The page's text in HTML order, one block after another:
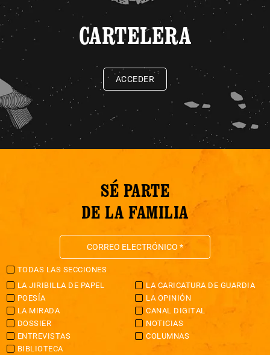
CARTELERA
ACCEDER
SÉ PARTE
DE LA FAMILIA
TODAS LAS SECCIONES
LA JIRIBILLA DE PAPEL
LA CARICATURA DE GUARDIA
POESÍA
LA OPINIÓN
LA MIRADA
CANAL DIGITAL
DOSSIER
NOTICIAS
ENTREVISTAS
COLUMNAS
BIBLIOTECA